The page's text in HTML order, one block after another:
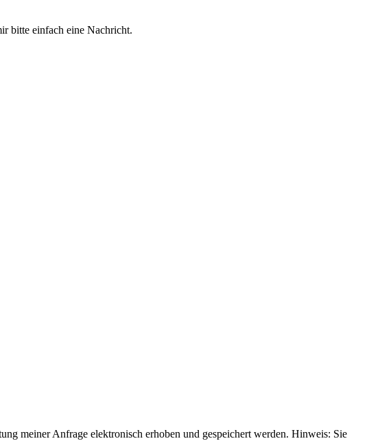
bitte einfach eine Nachricht.
meiner Anfrage elektronisch erhoben und gespeichert werden. Hinweis: Sie